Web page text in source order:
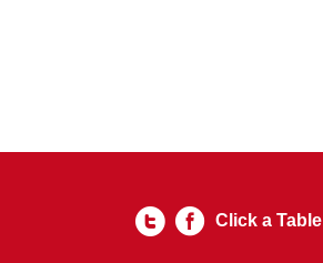
Click a Table